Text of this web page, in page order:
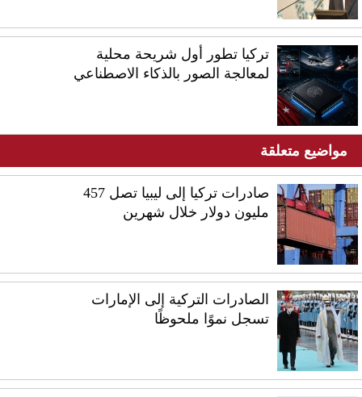
تركيا تطور أول شريحة محلية
لمعالجة الصور بالذكاء الاصطناعي
مواضيع متعلقة
صادرات تركيا إلى ليبيا تصل 457
مليون دولار خلال شهرين
الصادرات التركية إلى الإمارات
تسجل نموًا ملحوظًا